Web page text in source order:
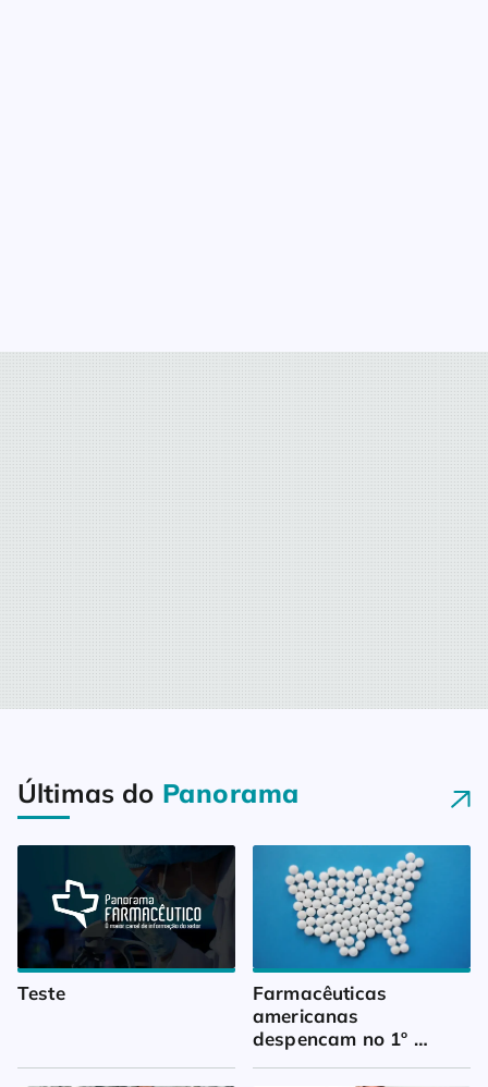
Últimas do Panorama
Teste
Farmacêuticas
americanas
despencam no 1º